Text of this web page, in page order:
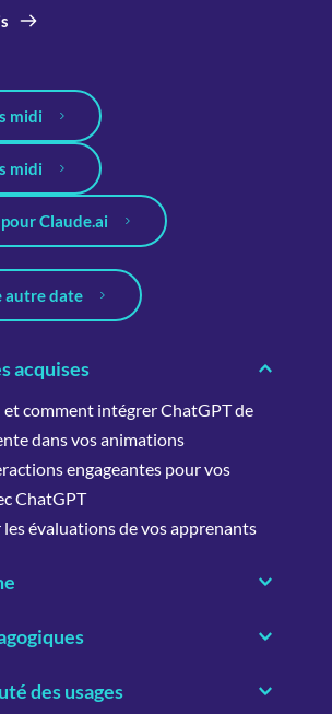
midi
midi
Claude.ai
autre date
acquises
comment intégrer ChatGPT de
dans vos animations
engageantes pour vos
ChatGPT
évaluations de vos apprenants
d’expérimenter les
des usages